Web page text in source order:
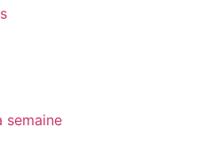
semaine